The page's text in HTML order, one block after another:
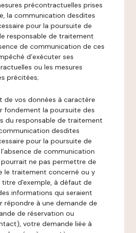
précontractuelles prises
la communication desdites
pour la poursuite de
responsable de traitement
de communication de ces
d’exécuter ses
ou les mesures
précitées;
de vos données à caractère
fondement la poursuite des
du responsable de traitement
desdites
pour la poursuite de
de communication
ne pas permettre de
le traitement concerné ou y
d'exemple, à défaut de
informations qui seraient
répondre à une demande de
de réservation ou
votre demande liée à